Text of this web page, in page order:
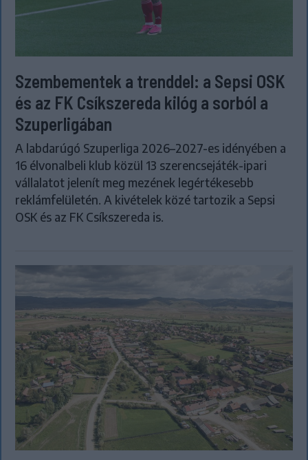
Szembementek a trenddel: a Sepsi OSK
és az FK Csíkszereda kilóg a sorból a
Szuperligában
A labdarúgó Szuperliga 2026–2027-es idényében a
16 élvonalbeli klub közül 13 szerencsejáték-ipari
vállalatot jelenít meg mezének legértékesebb
reklámfelületén. A kivételek közé tartozik a Sepsi
OSK és az FK Csíkszereda is.